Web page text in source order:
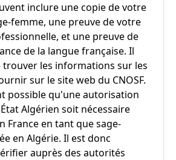
inclure une copie de votre
femme, une preuve de votre
et une preuve de
de la langue française. Il
trouver les informations sur les
sur le site web du CNOSF.
possible qu'une autorisation
Algérien soit nécessaire
France en tant que sage-
en Algérie. Il est donc
auprès des autorités